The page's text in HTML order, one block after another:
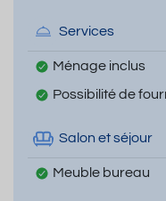
Services
Ménage inclus
Possibilité de
Salon et séjour
Meuble bureau